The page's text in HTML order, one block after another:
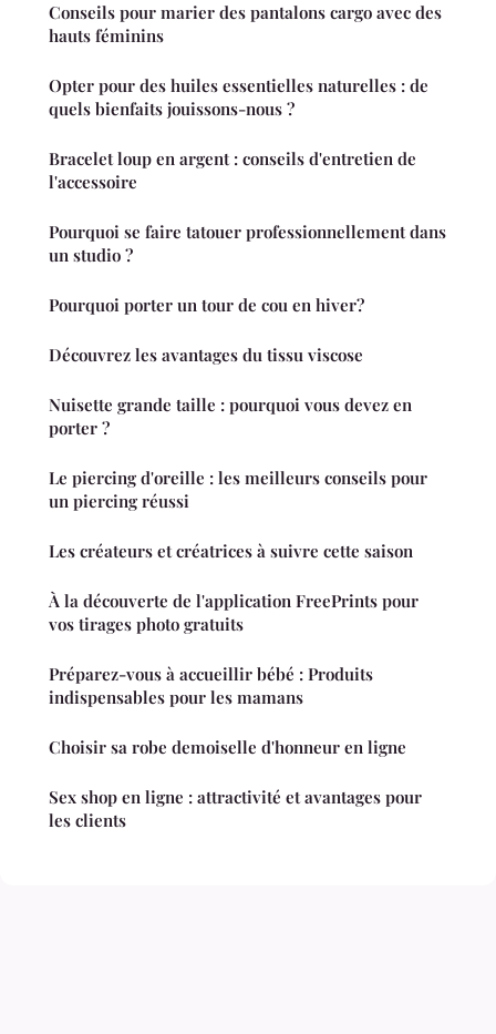
Conseils pour marier des pantalons cargo avec des
hauts féminins
Opter pour des huiles essentielles naturelles : de
quels bienfaits jouissons-nous ?
Bracelet loup en argent : conseils d'entretien de
l'accessoire
Pourquoi se faire tatouer professionnellement dans
un studio ?
Pourquoi porter un tour de cou en hiver?
Découvrez les avantages du tissu viscose
Nuisette grande taille : pourquoi vous devez en
porter ?
Le piercing d'oreille : les meilleurs conseils pour
un piercing réussi
Les créateurs et créatrices à suivre cette saison
À la découverte de l'application FreePrints pour
vos tirages photo gratuits
Préparez-vous à accueillir bébé : Produits
indispensables pour les mamans
Choisir sa robe demoiselle d'honneur en ligne
Sex shop en ligne : attractivité et avantages pour
les clients